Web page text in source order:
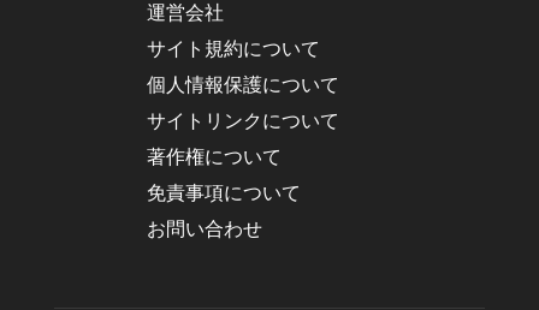
運営会社
サイト規約について
個人情報保護について
サイトリンクについて
著作権について
免責事項について
お問い合わせ